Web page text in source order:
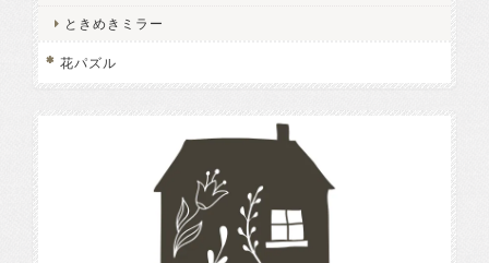
ときめきミラー
花パズル